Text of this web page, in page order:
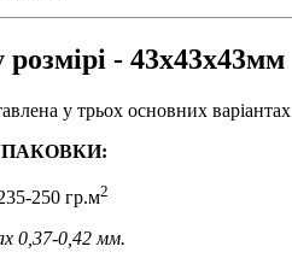
- 43х43х43мм
​​у трьох основних
250 гр.м2
0,37-0,42 мм.